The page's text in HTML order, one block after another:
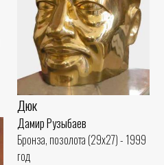
Дюк
Дамир Рузыбаев
Бронза, позолота (29x27) - 1999
год